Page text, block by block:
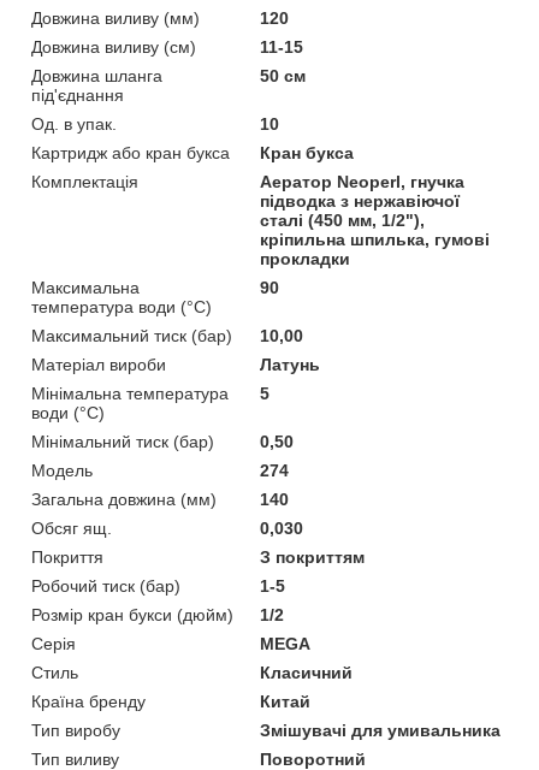
Довжина виливу (мм)
120
Довжина виливу (см)
11-15
Довжина шланга
під'єднання
50 см
Од. в упак.
10
Картридж або кран букса
Кран букса
Комплектація
Аератор Neoperl, гнучка
підводка з нержавіючої
сталі (450 мм, 1/2"),
кріпильна шпилька, гумові
прокладки
Максимальна
температура води (°C)
90
Максимальний тиск (бар)
10,00
Матеріал вироби
Латунь
Мінімальна температура
води (°C)
5
Мінімальний тиск (бар)
0,50
Мoдель
274
Загальна довжина (мм)
140
Обсяг ящ.
0,030
Покриття
З покриттям
Робочий тиск (бар)
1-5
Розмір кран букси (дюйм)
1/2
Серія
MEGA
Стиль
Класичний
Країна бренду
Китай
Тип виробу
Змішувачі для умивальника
Тип виливу
Поворотний